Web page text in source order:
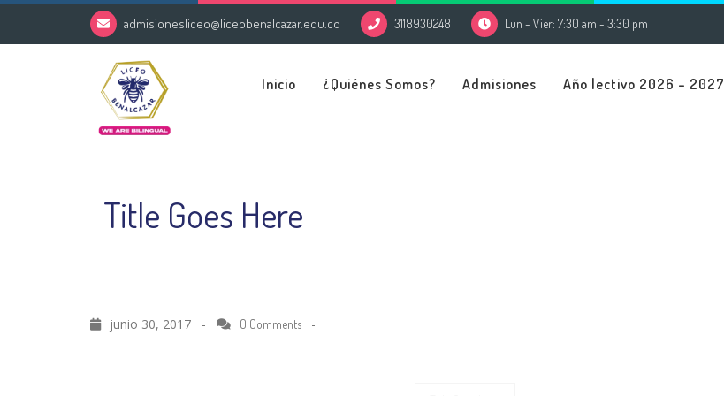
admisionesliceo@liceobenalcazar.edu.co 3118930248 Lun - Vier: 7:30 am - 3:30 pm
Inicio ¿Quiénes Somos? Admisiones Año lectivo 2026 – 2027
Title Goes Here
junio 30, 2017 - 0 Comments -